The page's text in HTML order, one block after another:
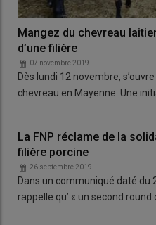
Mangez du chevreau
d’une filière
07 novembre 2019
Dès lundi 12 novembre,
chevreau en Mayenne. Une
La FNP réclame de la
filière porcine
26 septembre 2019
Dans un communiqué daté du
rappelle qu’ « un second round